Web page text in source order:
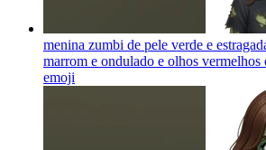
menina zumbi de pele verde e
marrom e ondulado e olhos vermelhos
emoji